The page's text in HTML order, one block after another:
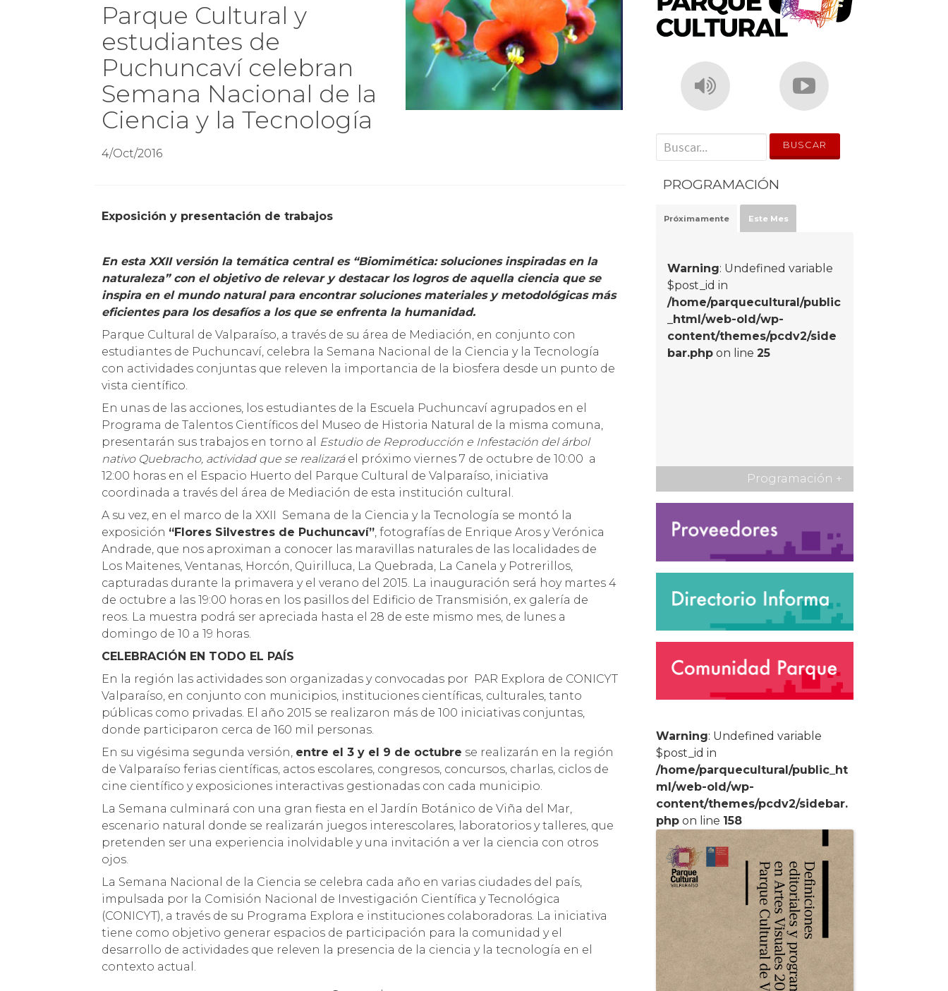
Parque Cultural y
estudiantes de
Puchuncaví celebran
Semana Nacional de la
Ciencia y la Tecnología
4/Oct/2016
Exposición y presentación de trabajos
En esta XXII versión la temática central es “Biomimética: soluciones inspiradas en la
naturaleza” con el objetivo de relevar y destacar los logros de aquella ciencia que se
inspira en el mundo natural para encontrar soluciones materiales y metodológicas más
eficientes para los desafíos a los que se enfrenta la humanidad.
Parque Cultural de Valparaíso, a través de su área de Mediación, en conjunto con
estudiantes de Puchuncaví, celebra la Semana Nacional de la Ciencia y la Tecnología
con actividades conjuntas que releven la importancia de la biosfera desde un punto de
vista científico.
En unas de las acciones, los estudiantes de la Escuela Puchuncaví agrupados en el
Programa de Talentos Científicos del Museo de Historia Natural de la misma comuna,
presentarán sus trabajos en torno al Estudio de Reproducción e Infestación del árbol
nativo Quebracho, actividad que se realizará el próximo viernes 7 de octubre de 10:00 a
12:00 horas en el Espacio Huerto del Parque Cultural de Valparaíso, iniciativa
coordinada a través del área de Mediación de esta institución cultural.
A su vez, en el marco de la XXII Semana de la Ciencia y la Tecnología se montó la
exposición “Flores Silvestres de Puchuncaví”, fotografías de Enrique Aros y Verónica
Andrade, que nos aproximan a conocer las maravillas naturales de las localidades de
Los Maitenes, Ventanas, Horcón, Quirilluca, La Quebrada, La Canela y Potrerillos,
capturadas durante la primavera y el verano del 2015. La inauguración será hoy martes 4
de octubre a las 19:00 horas en los pasillos del Edificio de Transmisión, ex galería de
reos. La muestra podrá ser apreciada hasta el 28 de este mismo mes, de lunes a
domingo de 10 a 19 horas.
CELEBRACIÓN EN TODO EL PAÍS
En la región las actividades son organizadas y convocadas por PAR Explora de CONICYT
Valparaíso, en conjunto con municipios, instituciones científicas, culturales, tanto
públicas como privadas. El año 2015 se realizaron más de 100 iniciativas conjuntas,
donde participaron cerca de 160 mil personas.
En su vigésima segunda versión, entre el 3 y el 9 de octubre se realizarán en la región
de Valparaíso ferias científicas, actos escolares, congresos, concursos, charlas, ciclos de
cine científico y exposiciones interactivas gestionadas con cada municipio.
La Semana culminará con una gran fiesta en el Jardín Botánico de Viña del Mar,
escenario natural donde se realizarán juegos interescolares, laboratorios y talleres, que
pretenden ser una experiencia inolvidable y una invitación a ver la ciencia con otros
ojos.
La Semana Nacional de la Ciencia se celebra cada año en varias ciudades del país,
impulsada por la Comisión Nacional de Investigación Científica y Tecnológica
(CONICYT), a través de su Programa Explora e instituciones colaboradoras. La iniciativa
tiene como objetivo generar espacios de participación para la comunidad y el
desarrollo de actividades que releven la presencia de la ciencia y la tecnología en el
contexto actual.
' . __('Search for:') . '
PROGRAMACIÓN
Próximamente Este Mes
Warning: Undefined variable
$post_id in
/home/parquecultural/public
_html/web-old/wp-
content/themes/pcdv2/side
bar.php on line25
Programación +
Warning: Undefined variable
$post_id in
/home/parquecultural/public_ht
ml/web-old/wp-
content/themes/pcdv2/sidebar.
php on line 158